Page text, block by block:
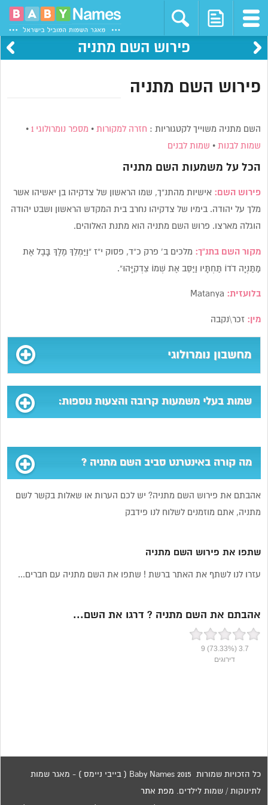
פירוש השם מתניה
פירוש השם מתניה
השם מתניה משוייך לקטגוריות : חזרה למקורות • מספר נומרולוגי 1 •
שמות לבנות • שמות לבנים
הכל על משמעות השם מתניה
פירוש השם: אישיות מהתנ”ך, שמו הראשון של צדקיהו בן יאשיהו אשר
מלך על יהודה. בימיו של צדקיהו נחרב בית המקדש הראשון ושבט יהודה
הוגלה מארצו. פרוש השם מתניה הוא מתנת האלוהים.
מקור השם בתנ”ך: מלכים ב’ פרק כ”ד, פסוק י”ז “וַיַּמְלֵךְ מֶלֶךְ בָּבֶל אֶת
מַתַּנְיָה דֹדוֹ תַּחְתָּיו וַיַּסֵּב אֶת שְׁמוֹ צִדְקִיָּהוּ”.
בלועזית:
מין: זכר\נקבה
מחשבון נומרולוגי
שמות בעלי משמעות קרובה והצעות נוספות:
מה קורה באינטרנט סביב השם מתניה ?
אהבתם את פירוש השם מתניה? יש לכם הערות או שאלות בקשר לשם
מתניה, אתם מוזמנים לשלוח לנו פידבק
שתפו את פירוש השם מתניה
עזרו לנו לשתף את האתר ברשת ! שתפו את השם מתניה עם חברים...
אהבתם את השם מתניה ? דרגו את השם...
3.7
(73.33%)
9
דירוגים
כל הזכויות שמורות 2015 Baby Names ( בייבי ניימס ) - מאגר שמות
לתינוקות / שמות לילדים. מפת אתר